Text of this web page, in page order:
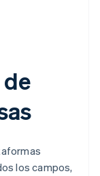
los campos,